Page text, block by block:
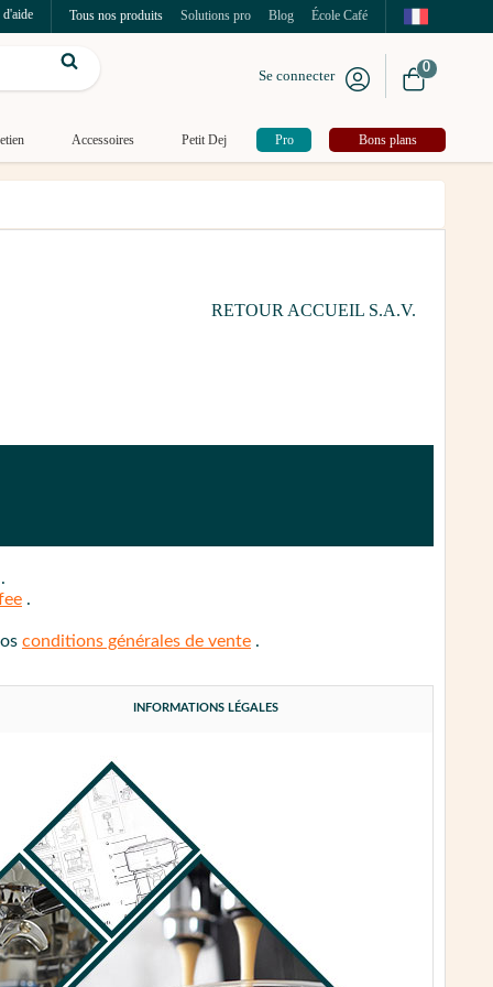
Tous nos produits Solutions pro Blog École Café
Se connecter 0
Accessoires Petit Dej Pro Bons plans
RETOUR ACCUEIL S.A.V.
.
.
conditions générales de vente .
INFORMATIONS LÉGALES